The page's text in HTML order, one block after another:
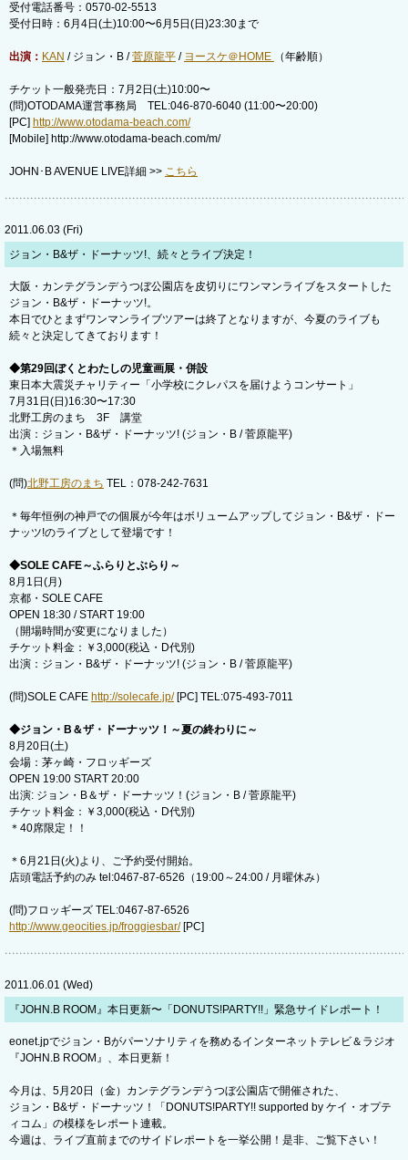
受付電話番号：0570-02-5513
受付日時：6月4日(土)10:00〜6月5日(日)23:30まで
出演： KAN / ジョン・B /菅原龍平 / ヨースケ＠HOME （年齢順）
チケット一般発売日：7月2日(土)10:00〜
(問)OTODAMA運営事務局 TEL:046-870-6040 (11:00〜20:00)
[PC] http://www.otodama-beach.com/
[Mobile] http://www.otodama-beach.com/m/
JOHN･B AVENUE LIVE詳細 >> こちら
2011.06.03 (Fri)
ジョン・B&ザ・ドーナッツ!、続々とライブ決定！
大阪・カンテグランデうつぼ公園店を皮切りにワンマンライブをスタートした
ジョン・B&ザ・ドーナッツ!。
本日でひとまずワンマンライブツアーは終了となりますが、今夏のライブも
続々と決定してきております！
◆第29回ぼくとわたしの児童画展・併設
東日本大震災チャリティー「小学校にクレパスを届けようコンサート」
7月31日(日)16:30〜17:30
北野工房のまち 3F 講堂
出演：ジョン・B&ザ・ドーナッツ! (ジョン・B / 菅原龍平)
＊入場無料
(問)北野工房のまち TEL：078-242-7631
＊毎年恒例の神戸での個展が今年はボリュームアップしてジョン・B&ザ・ドー
ナッツ!のライブとして登場です！
◆SOLE CAFE～ふらりとぶらり～
8月1日(月)
京都・SOLE CAFE
OPEN 18:30 / START 19:00
（開場時間が変更になりました）
チケット料金：￥3,000(税込・D代別)
出演：ジョン・B&ザ・ドーナッツ! (ジョン・B / 菅原龍平)
(問)SOLE CAFE http://solecafe.jp/[PC] TEL:075-493-7011
◆ジョン・B＆ザ・ドーナッツ！～夏の終わりに～
8月20日(土)
会場：茅ヶ崎・フロッギーズ
OPEN 19:00 START 20:00
出演: ジョン・B＆ザ・ドーナッツ！(ジョン・B / 菅原龍平)
チケット料金：￥3,000(税込・D代別)
＊40席限定！！
＊6月21日(火)より、ご予約受付開始。
店頭電話予約のみ tel:0467-87-6526（19:00～24:00 / 月曜休み）
(問)フロッギーズ TEL:0467-87-6526
http://www.geocities.jp/froggiesbar/[PC]
2011.06.01 (Wed)
『JOHN.B ROOM』本日更新〜「DONUTS!PARTY!!」緊急サイドレポート！
eonet.jpでジョン・Bがパーソナリティを務めるインターネットテレビ＆ラジオ
『JOHN.B ROOM』、本日更新！
今月は、5月20日（金）カンテグランデうつぼ公園店で開催された、
ジョン・B&ザ・ドーナッツ！「DONUTS!PARTY!! supported by ケイ・オプテ
ィコム」の模様をレポート連載。
今週は、ライブ直前までのサイドレポートを一挙公開！是非、ご覧下さい！